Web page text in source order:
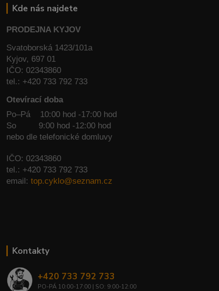
Kde nás najdete
PRODEJNA KYJOV
Svatoborská 1423/101a
Kyjov, 697 01
IČO: 02343860
tel.: +420 733 792 733
Otevírací doba
Po–Pá 10:00 hod -17:00 hod
So
9:00 hod -12:00 hod
nebo dle telefonické domluvy
IČO: 02343860
tel.: +420 733 792 733
email:top.cyklo@seznam.cz
Kontakty
+420 733 792 733
PO-PÁ 10:00-17:00 | SO: 9:00-12:00